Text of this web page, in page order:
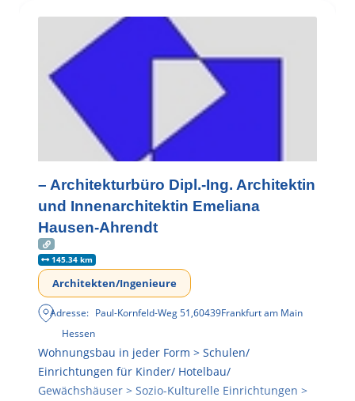
– Architekturbüro Dipl.-Ing. Architektin
und Innenarchitektin Emeliana
Hausen-Ahrendt
145.34 km
Architekten/Ingenieure
Adresse: Paul-Kornfeld-Weg 51,60439Frankfurt am Main
Hessen
Wohnungsbau in jeder Form > Schulen/
Einrichtungen für Kinder/ Hotelbau/
Gewächshäuser > Sozio-Kulturelle Einrichtungen >